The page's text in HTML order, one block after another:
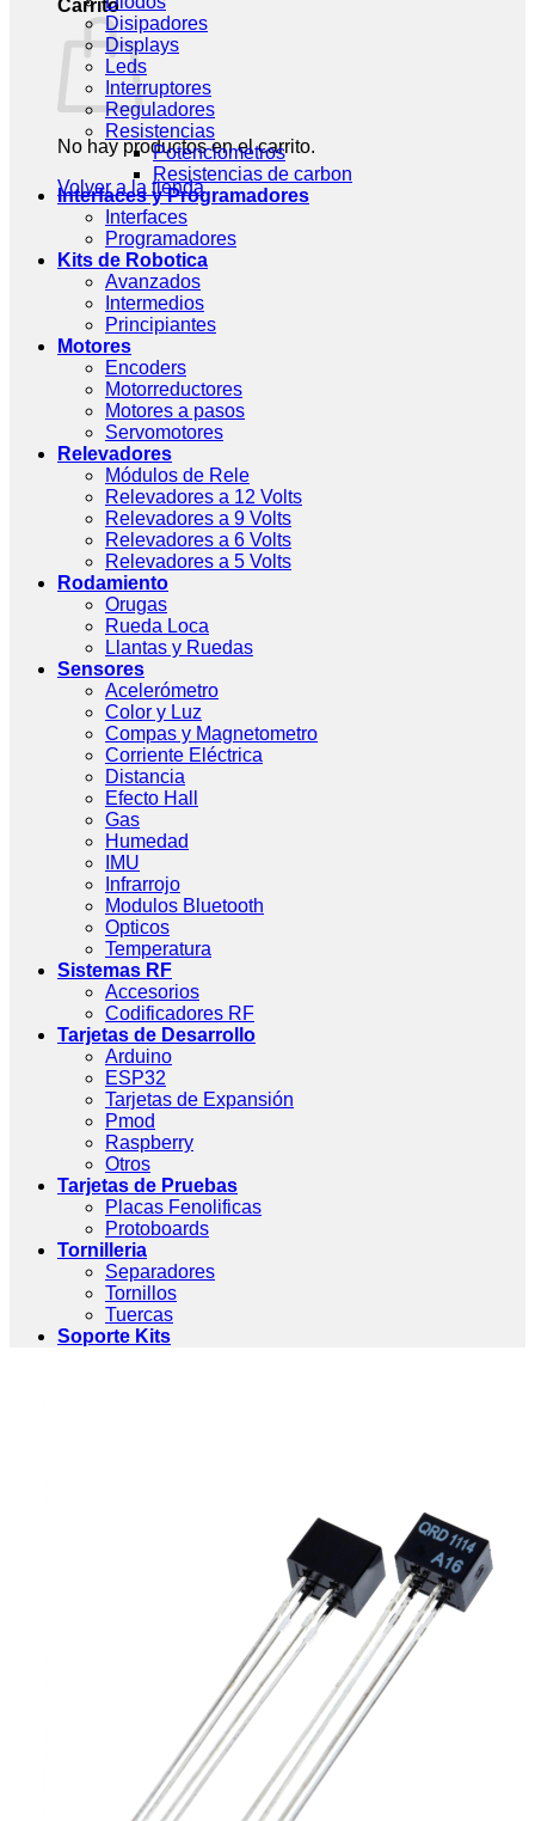
Carrito
No hay productos en el carrito.
Volver a la tienda
Disipadores
Displays
Leds
Interruptores
Reguladores
Resistencias
Potenciometros
Resistencias de carbon
Interfaces y Programadores
Interfaces
Programadores
Kits de Robotica
Avanzados
Intermedios
Principiantes
Motores
Encoders
Motorreductores
Motores a pasos
Servomotores
Relevadores
Módulos de Rele
Relevadores a 12 Volts
Relevadores a 9 Volts
Relevadores a 6 Volts
Relevadores a 5 Volts
Rodamiento
Orugas
Rueda Loca
Llantas y Ruedas
Sensores
Acelerómetro
Color y Luz
Compas y Magnetometro
Corriente Eléctrica
Distancia
Efecto Hall
Gas
Humedad
IMU
Infrarrojo
Modulos Bluetooth
Opticos
Temperatura
Sistemas RF
Accesorios
Codificadores RF
Tarjetas de Desarrollo
Arduino
ESP32
Tarjetas de Expansión
Pmod
Raspberry
Otros
Tarjetas de Pruebas
Placas Fenolificas
Protoboards
Tornilleria
Separadores
Tornillos
Tuercas
Soporte Kits